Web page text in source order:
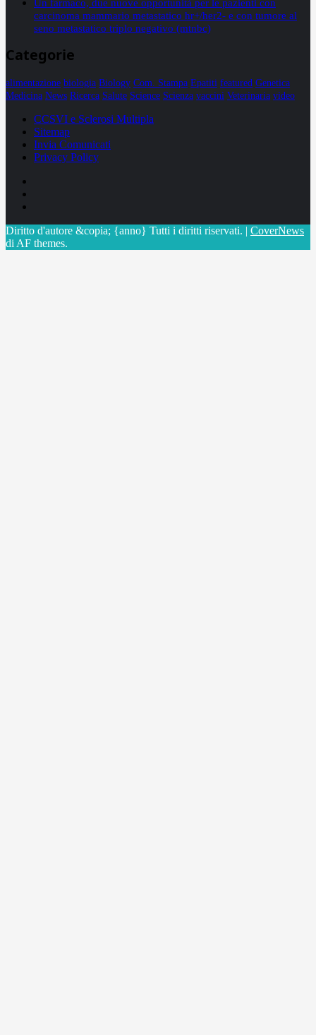
Un farmaco, due nuove opportunità per le pazienti con
carcinoma mammario metastatico hr+/her2- e con tumore al
seno metastatico triplo negativo (mtnbc)
Categorie
alimentazione biologia Biology Com. Stampa Epatiti featured Genetica
Medicina News Ricerca Salute Science Scienza vaccini Veterinaria video
CCSVI e Sclerosi Multipla
Sitemap
Invia Comunicati
Privacy Policy
Diritto d'autore &copia; {anno} Tutti i diritti riservati. | CoverNews
di AF themes.